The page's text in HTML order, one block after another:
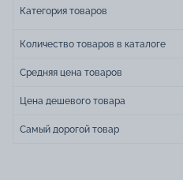
Категория товаров
Количество товаров в каталоге
Средняя цена товаров
Цена дешевого товара
Самый дорогой товар